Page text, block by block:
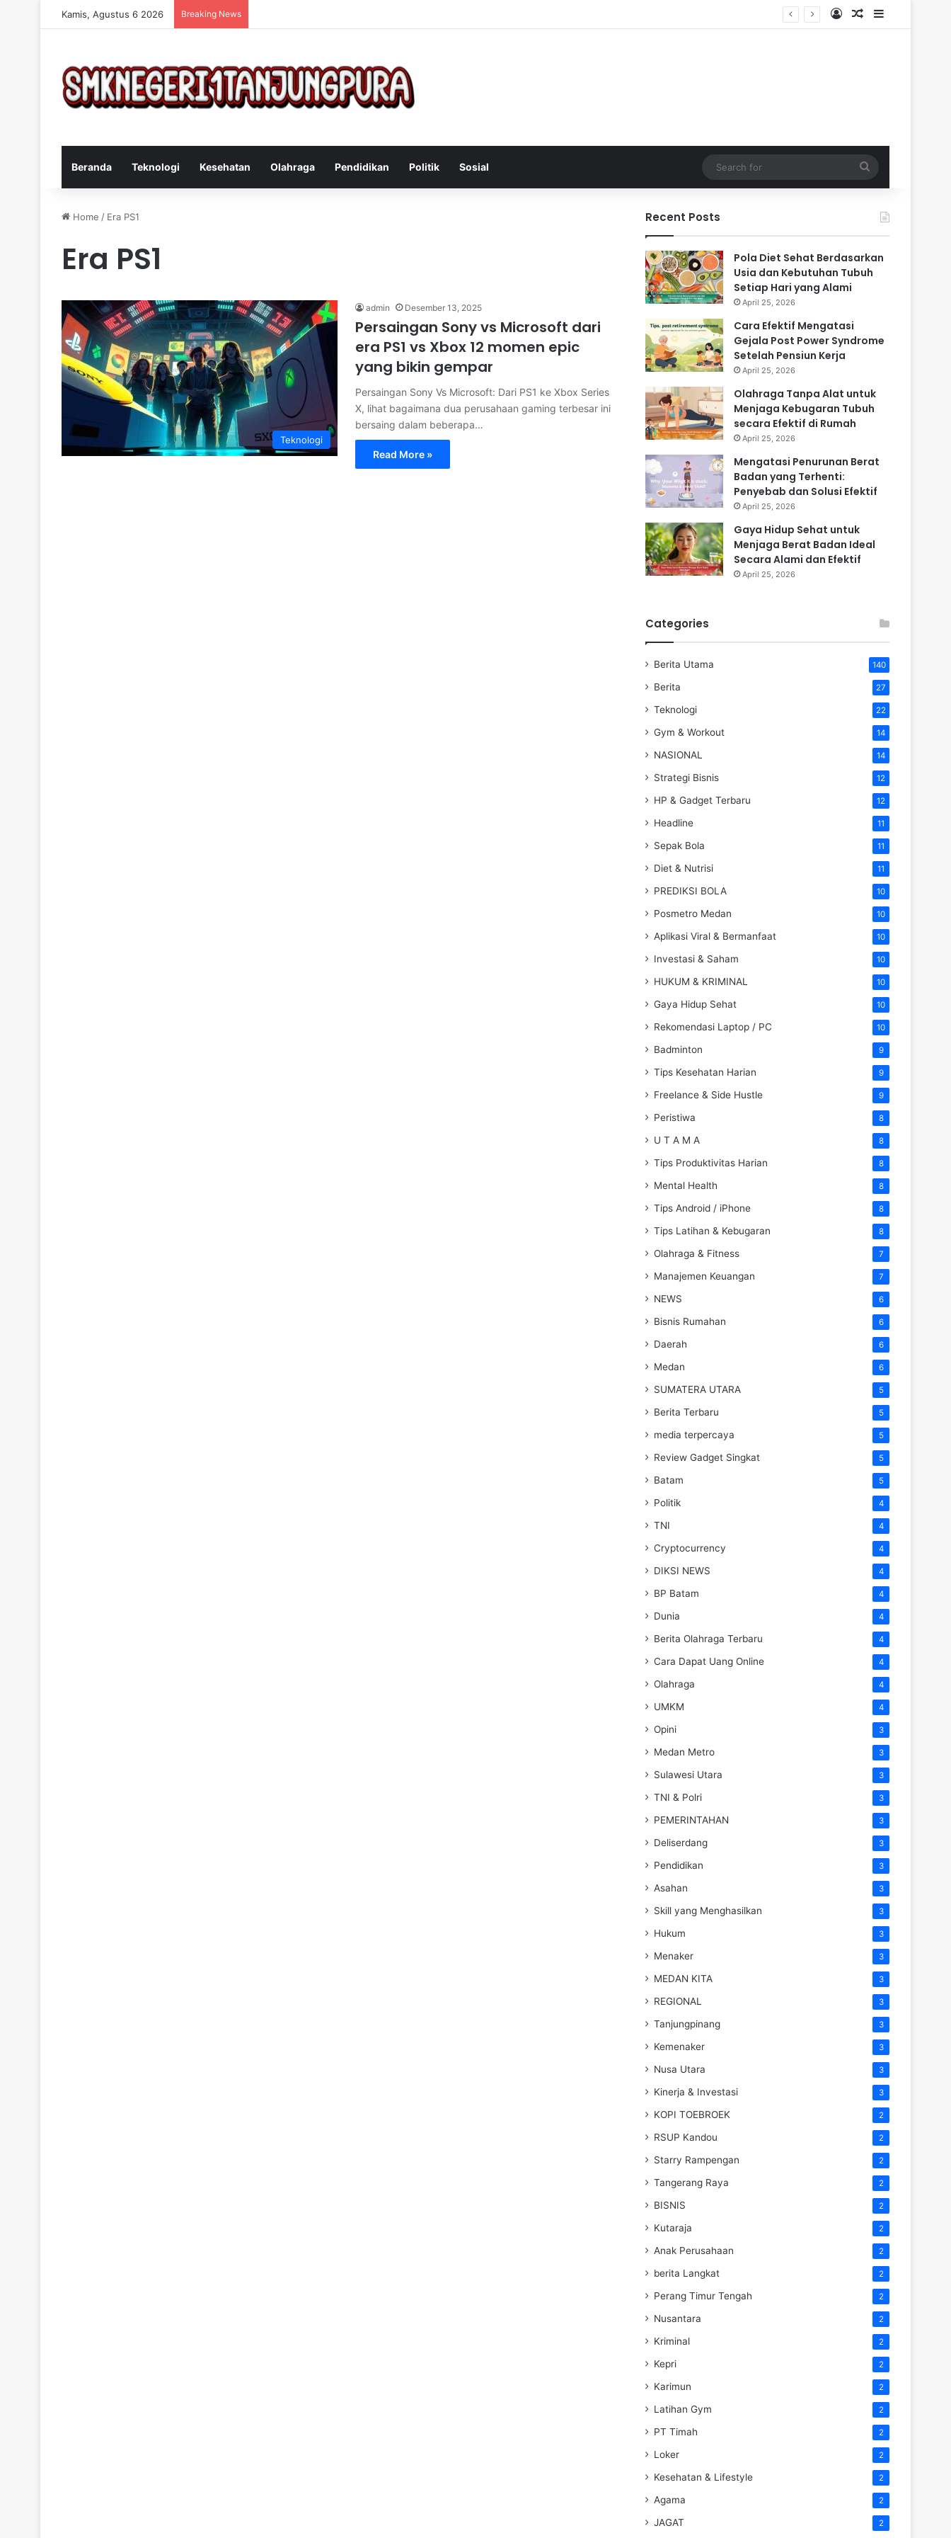
Kamis, Agustus 6 2026 Breaking News Log InRandom Article
Sidebar
Beranda Teknologi Kesehatan Olahraga Pendidikan Politik Sosial
for
Home / Era PS1
Era PS1
Teknologi
admin Desember 13, 2025
Persaingan Sony vs Microsoft dari
era PS1 vs Xbox 12 momen epic
yang bikin gempar
Persaingan Sony Vs Microsoft: Dari PS1 ke Xbox Series
X, lihat bagaimana dua perusahaan gaming terbesar ini
bersaing dalam beberapa…
Read More »
Recent Posts
Pola Diet Sehat Berdasarkan
Usia dan Kebutuhan Tubuh
Setiap Hari yang Alami
April 25, 2026
Cara Efektif Mengatasi
Gejala Post Power Syndrome
Setelah Pensiun Kerja
April 25, 2026
Olahraga Tanpa Alat untuk
Menjaga Kebugaran Tubuh
secara Efektif di Rumah
April 25, 2026
Mengatasi Penurunan Berat
Badan yang Terhenti:
Penyebab dan Solusi Efektif
April 25, 2026
Gaya Hidup Sehat untuk
Menjaga Berat Badan Ideal
Secara Alami dan Efektif
April 25, 2026
Categories
Berita Utama 140
Berita 27
Teknologi 22
Gym & Workout 14
NASIONAL 14
Strategi Bisnis 12
HP & Gadget Terbaru 12
Headline 11
Sepak Bola 11
Diet & Nutrisi 11
PREDIKSI BOLA 10
Posmetro Medan 10
Aplikasi Viral & Bermanfaat 10
Investasi & Saham 10
HUKUM & KRIMINAL 10
Gaya Hidup Sehat 10
Rekomendasi Laptop / PC 10
Badminton 9
Tips Kesehatan Harian 9
Freelance & Side Hustle 9
Peristiwa 8
U T A M A 8
Tips Produktivitas Harian 8
Mental Health 8
Tips Android / iPhone 8
Tips Latihan & Kebugaran 8
Olahraga & Fitness 7
Manajemen Keuangan 7
NEWS 6
Bisnis Rumahan 6
Daerah 6
Medan 6
SUMATERA UTARA 5
Berita Terbaru 5
media terpercaya 5
Review Gadget Singkat 5
Batam 5
Politik 4
TNI 4
Cryptocurrency 4
DIKSI NEWS 4
BP Batam 4
Dunia 4
Berita Olahraga Terbaru 4
Cara Dapat Uang Online 4
Olahraga 4
UMKM 4
Opini 3
Medan Metro 3
Sulawesi Utara 3
TNI & Polri 3
PEMERINTAHAN 3
Deliserdang 3
Pendidikan 3
Asahan 3
Skill yang Menghasilkan 3
Hukum 3
Menaker 3
MEDAN KITA 3
REGIONAL 3
Tanjungpinang 3
Kemenaker 3
Nusa Utara 3
Kinerja & Investasi 3
KOPI TOEBROEK 2
RSUP Kandou 2
Starry Rampengan 2
Tangerang Raya 2
BISNIS 2
Kutaraja 2
Anak Perusahaan 2
berita Langkat 2
Perang Timur Tengah 2
Nusantara 2
Kriminal 2
Kepri 2
Karimun 2
Latihan Gym 2
PT Timah 2
Loker 2
Kesehatan & Lifestyle 2
Agama 2
JAGAT 2